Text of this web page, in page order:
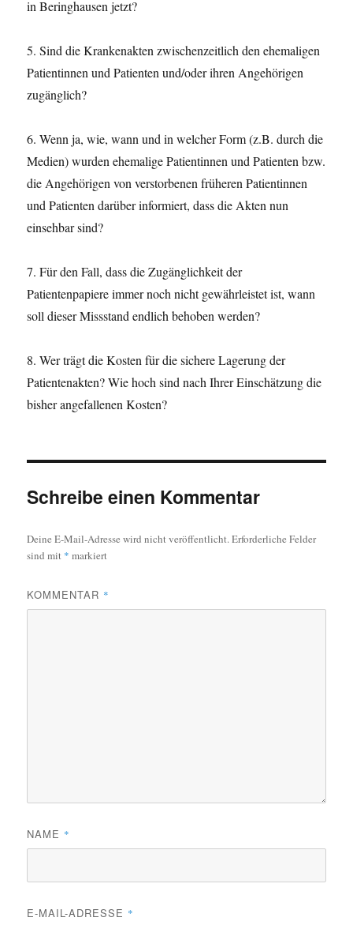
in Beringhausen jetzt?
5. Sind die Krankenakten zwischenzeitlich den ehemaligen
Patientinnen und Patienten und/oder ihren Angehörigen
zugänglich?
6. Wenn ja, wie, wann und in welcher Form (z.B. durch die
Medien) wurden ehemalige Patientinnen und Patienten bzw.
die Angehörigen von verstorbenen früheren Patientinnen
und Patienten darüber informiert, dass die Akten nun
einsehbar sind?
7. Für den Fall, dass die Zugänglichkeit der
Patientenpapiere immer noch nicht gewährleistet ist, wann
soll dieser Missstand endlich behoben werden?
8. Wer trägt die Kosten für die sichere Lagerung der
Patientenakten? Wie hoch sind nach Ihrer Einschätzung die
bisher angefallenen Kosten?
Schreibe einen Kommentar
Deine E-Mail-Adresse wird nicht veröffentlicht.Erforderliche Felder
sind mit * markiert
KOMMENTAR *
NAME *
E-MAIL-ADRESSE *